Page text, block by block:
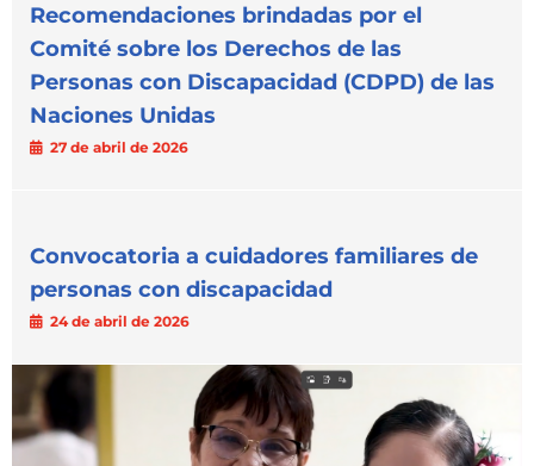
Recomendaciones brindadas por el
Comité sobre los Derechos de las
Personas con Discapacidad (CDPD) de las
Naciones Unidas
27 de abril de 2026
Convocatoria a cuidadores familiares de
personas con discapacidad
24 de abril de 2026